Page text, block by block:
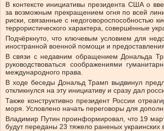
В контексте инициативы президента США о
за возможным прекращением огня по всей
риски, связанные с недоговороспособностью
террористического характера, совершённые
Подчёркнуто, что ключевым условием для
иностранной военной помощи и
В связи с недавним обращением Дональда
руководствоваться соображениями
международного права.
В ходе беседы Дональд Трамп выдвинул
откликнулся на эту инициативу и сразу дал
Также конструктивно президент России
моря. Условлено начать переговоры для
Владимир Путин проинформировал, что 19
будут переданы 23 тяжело раненых